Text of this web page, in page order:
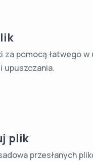
za pomocą łatwego
upuszczania.
plik
przesłanych